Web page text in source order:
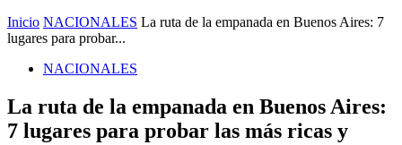
Inicio NACIONALES La ruta de la empanada en Buenos Aires: 7
lugares para probar...
NACIONALES
La ruta de la empanada en Buenos Aires:
7 lugares para probar las más ricas y